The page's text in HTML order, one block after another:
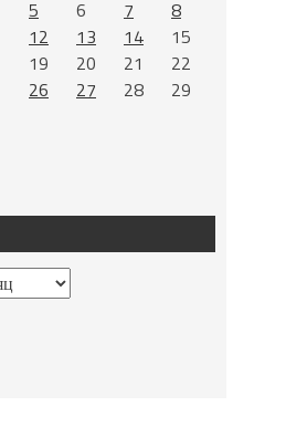
5 6 7
8
12 13 14
15
19 20 21
22
26 27 28
29